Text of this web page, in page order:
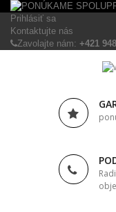
Prihlásiť sa
Kontaktujte nás
Zavolajte nám: +421